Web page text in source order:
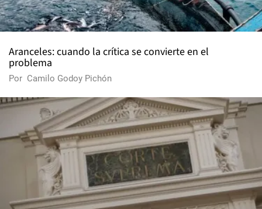
Aranceles: cuando la crítica se convierte en el
problema
Por Camilo Godoy Pichón